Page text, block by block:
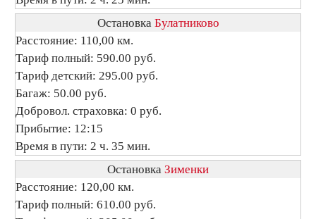
Остановка Булатниково
Расстояние: 110,00 км.
Тариф полный: 590.00 руб.
Тариф детский: 295.00 руб.
Багаж: 50.00 руб.
Добровол. страховка: 0 руб.
Прибытие: 12:15
Время в пути: 2 ч. 35 мин.
Остановка Зименки
Расстояние: 120,00 км.
Тариф полный: 610.00 руб.